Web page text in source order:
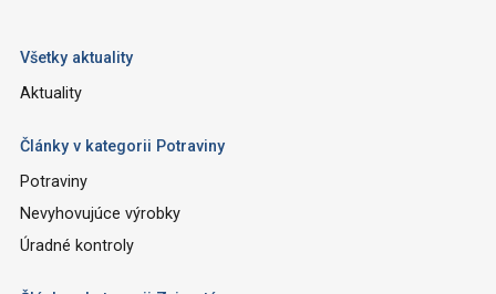
Všetky aktuality
Aktuality
Články v kategorii Potraviny
Potraviny
Nevyhovujúce výrobky
Úradné kontroly